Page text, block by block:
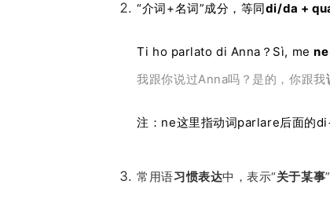
“介词+名词”成分，等同di/da +
Ti ho parlato di Anna？Sì, mene
我跟你说过Anna吗？是的，你跟我
注：ne这里指动词parlare后面的
常用语习惯表达中，表示“关于某事